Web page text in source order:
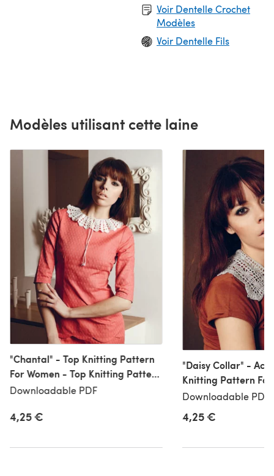
Voir Dentelle Crochet
Modèles
Voir Dentelle Fils
Modèles utilisant cette laine
"Chantal" - Top Knitting Pattern
For Women - Top Knitting Pattern
For Women in Debbie Bliss Rialto
Downloadable PDF
4,25 €
"Daisy Collar" -
Knitting Pattern For
Debbie Bliss Rialto
Downloadable PDF
4,25 €